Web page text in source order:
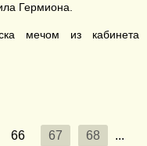
Гермиона.
мечом из кабинета
66 67 68 ...